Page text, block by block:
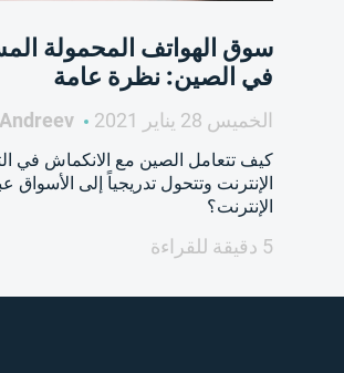
سوق الهواتف المحمولة
في الصين: نظرة عامة
الخميس 28 يناير 2021
كيف تتعامل الصين مع الانكماش في
الإنترنت وتتحول تدريجياً إلى الأسواق
الإنترنت؟
5 دقيقة للقراءة